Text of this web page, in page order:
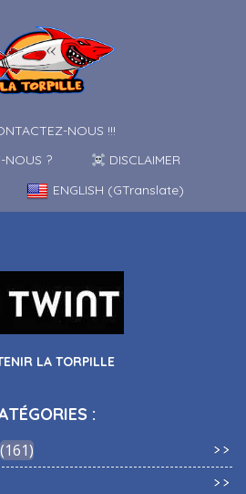
NOUS !!!
NOUS ?
DISCLAIMER
ENGLISH (GTranslate)
LA TORPILLE
:
161